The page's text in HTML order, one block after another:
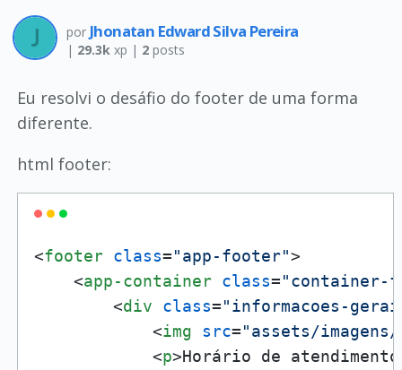
por Jhonatan Edward Silva Pereira
| 29.3kxp | 2posts
Eu resolvi o desáfio do footer de uma forma
diferente.
html footer:
<footer class="app-footer">
<app-container class="container-
<div class="informacoes-
<img src="assets/
<p>Horário de